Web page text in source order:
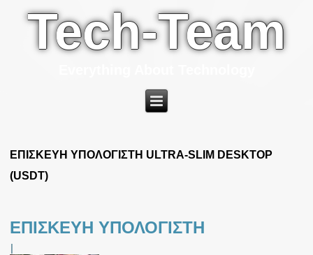
Tech-Team
ΕΠΙΣΚΕΥΗ ΥΠΟΛΟΓΙΣΤΗ ULTRA-SLIM DESKTOP
(USDT)
ΕΠΙΣΚΕΥΗ ΥΠΟΛΟΓΙΣΤΗ
|